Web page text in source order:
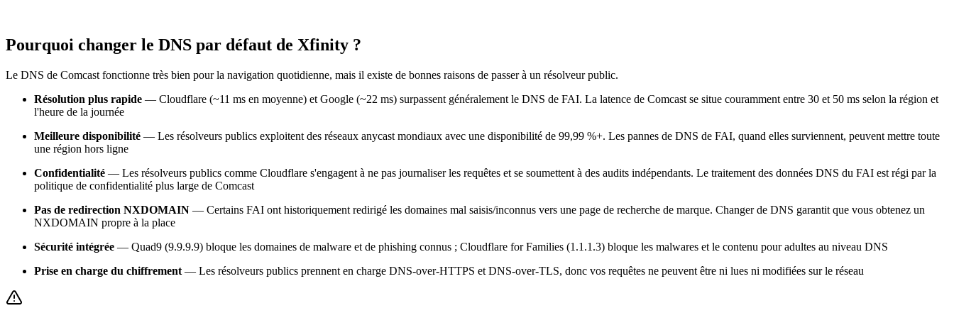
Pourquoi changer le DNS par défaut de Xfinity ?
Le DNS de Comcast fonctionne très bien pour la navigation quotidienne, mais il existe de bonnes raisons de passer à un résolveur public.
Résolution plus rapide — Cloudflare (~11 ms en moyenne) et Google (~22 ms) surpassent généralement le DNS de FAI. La latence de Comcast se situe couramment entre 30 et 50 ms selon la région et
l'heure de la journée
Meilleure disponibilité — Les résolveurs publics exploitent des réseaux anycast mondiaux avec une disponibilité de 99,99 %+. Les pannes de DNS de FAI, quand elles surviennent, peuvent mettre toute
une région hors ligne
Confidentialité — Les résolveurs publics comme Cloudflare s'engagent à ne pas journaliser les requêtes et se soumettent à des audits indépendants. Le traitement des données DNS du FAI est régi par la
politique de confidentialité plus large de Comcast
Pas de redirection NXDOMAIN — Certains FAI ont historiquement redirigé les domaines mal saisis/inconnus vers une page de recherche de marque. Changer de DNS garantit que vous obtenez un
NXDOMAIN propre à la place
Sécurité intégrée — Quad9 (9.9.9.9) bloque les domaines de malware et de phishing connus ; Cloudflare for Families (1.1.1.3) bloque les malwares et le contenu pour adultes au niveau DNS
Prise en charge du chiffrement — Les résolveurs publics prennent en charge DNS-over-HTTPS et DNS-over-TLS, donc vos requêtes ne peuvent être ni lues ni modifiées sur le réseau